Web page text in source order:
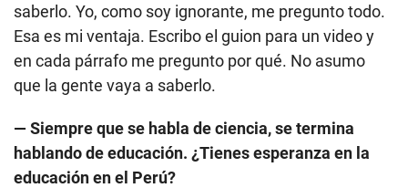
saberlo. Yo, como soy ignorante, me pregunto todo.
Esa es mi ventaja. Escribo el guion para un video y
en cada párrafo me pregunto por qué. No asumo
que la gente vaya a saberlo.
— Siempre que se habla de ciencia, se termina
hablando de educación. ¿Tienes esperanza en la
educación en el Perú?